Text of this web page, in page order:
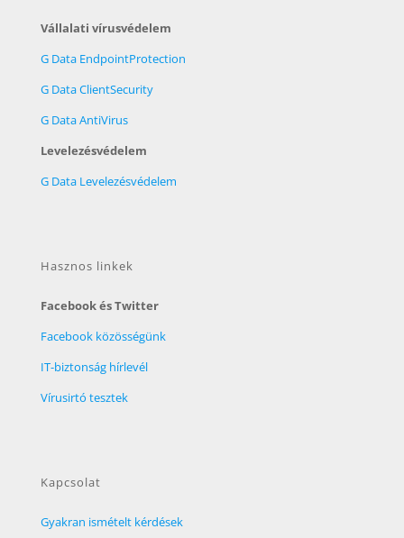
Vállalati vírusvédelem
G Data EndpointProtection
G Data ClientSecurity
G Data AntiVirus
Levelezésvédelem
G Data Levelezésvédelem
Hasznos linkek
Facebook és Twitter
Facebook közösségünk
IT-biztonság hírlevél
Vírusirtó tesztek
Kapcsolat
Gyakran ismételt kérdések